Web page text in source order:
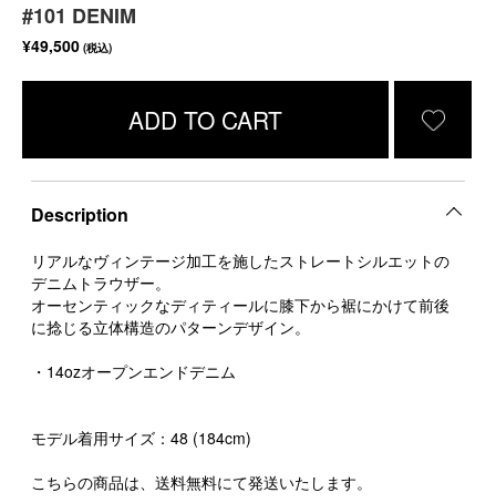
#101 DENIM
¥49,500 (税込)
ADD TO CART
Description
リアルなヴィンテージ加工を施したストレートシルエットの
デニムトラウザー。
オーセンティックなディティールに膝下から裾にかけて前後
に捻じる立体構造のパターンデザイン。
・14ozオープンエンドデニム
モデル着用サイズ：48 (184cm)
こちらの商品は、送料無料にて発送いたします。